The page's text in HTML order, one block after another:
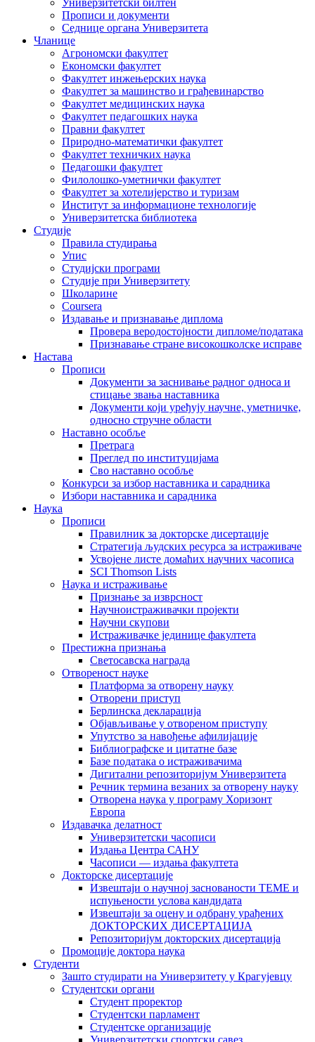
Универзитетски билтен
Прописи и документи
Седнице органа Универзитета
Чланице
Агрономски факултет
Економски факултет
Факултет инжењерских наука
Факултет за машинство и грађевинарство
Факултет медицинских наука
Факултет педагошких наука
Правни факултет
Природно-математички факултет
Факултет техничких наука
Педагошки факултет
Филолошко-уметнички факултет
Факултет за хотелијерство и туризам
Институт за информационе технологије
Универзитетска библиотека
Студије
Правила студирања
Упис
Студијски програми
Студије при Универзитету
Школарине
Coursera
Издавање и признавање диплома
Провера веродостојности дипломе/података
Признавање стране високошколске исправе
Настава
Прописи
Документи за заснивање радног односа и
стицање звања наставника
Документи који уређују научне, уметничке,
односно стручне области
Наставно особље
Претрага
Преглед по институцијама
Сво наставно особље
Конкурси за избор наставника и сарадника
Избори наставника и сарадника
Наука
Прописи
Правилник за докторске дисертације
Стратегија људских ресурса за истраживаче
Усвојене листе домаћих научних часописа
SCI Thomson Lists
Наука и истраживање
Признање за изврсност
Научноистраживачки пројекти
Научни скупови
Истраживачке јединице факултета
Престижна признања
Светосавска награда
Отвореност науке
Платформа за отворену науку
Отворени приступ
Берлинска декларација
Објављивање у отвореном приступу
Упутство за навођење афилијације
Библиографске и цитатне базе
Базе података о истраживачима
Дигитални репозиторијум Универзитета
Рeчник термина везаних за отворену науку
Отворена наука у програму Хоризонт
Европа
Издавачка делатност
Универзитетски часописи
Издања Центра САНУ
Часописи — издања факултета
Докторске дисертације
Извештаји о научној заснованости ТЕМЕ и
испуњености услова кандидата
Извештаји за оцену и одбрану урађених
ДОКТОРСКИХ ДИСЕРТАЦИЈА
Репозиторијум докторских дисертација
Промоције доктора наука
Студенти
Зашто студирати на Универзитету у Крагујевцу
Студентски органи
Студент проректор
Студентски парламент
Студентске организације
Универзитетски спортски савез